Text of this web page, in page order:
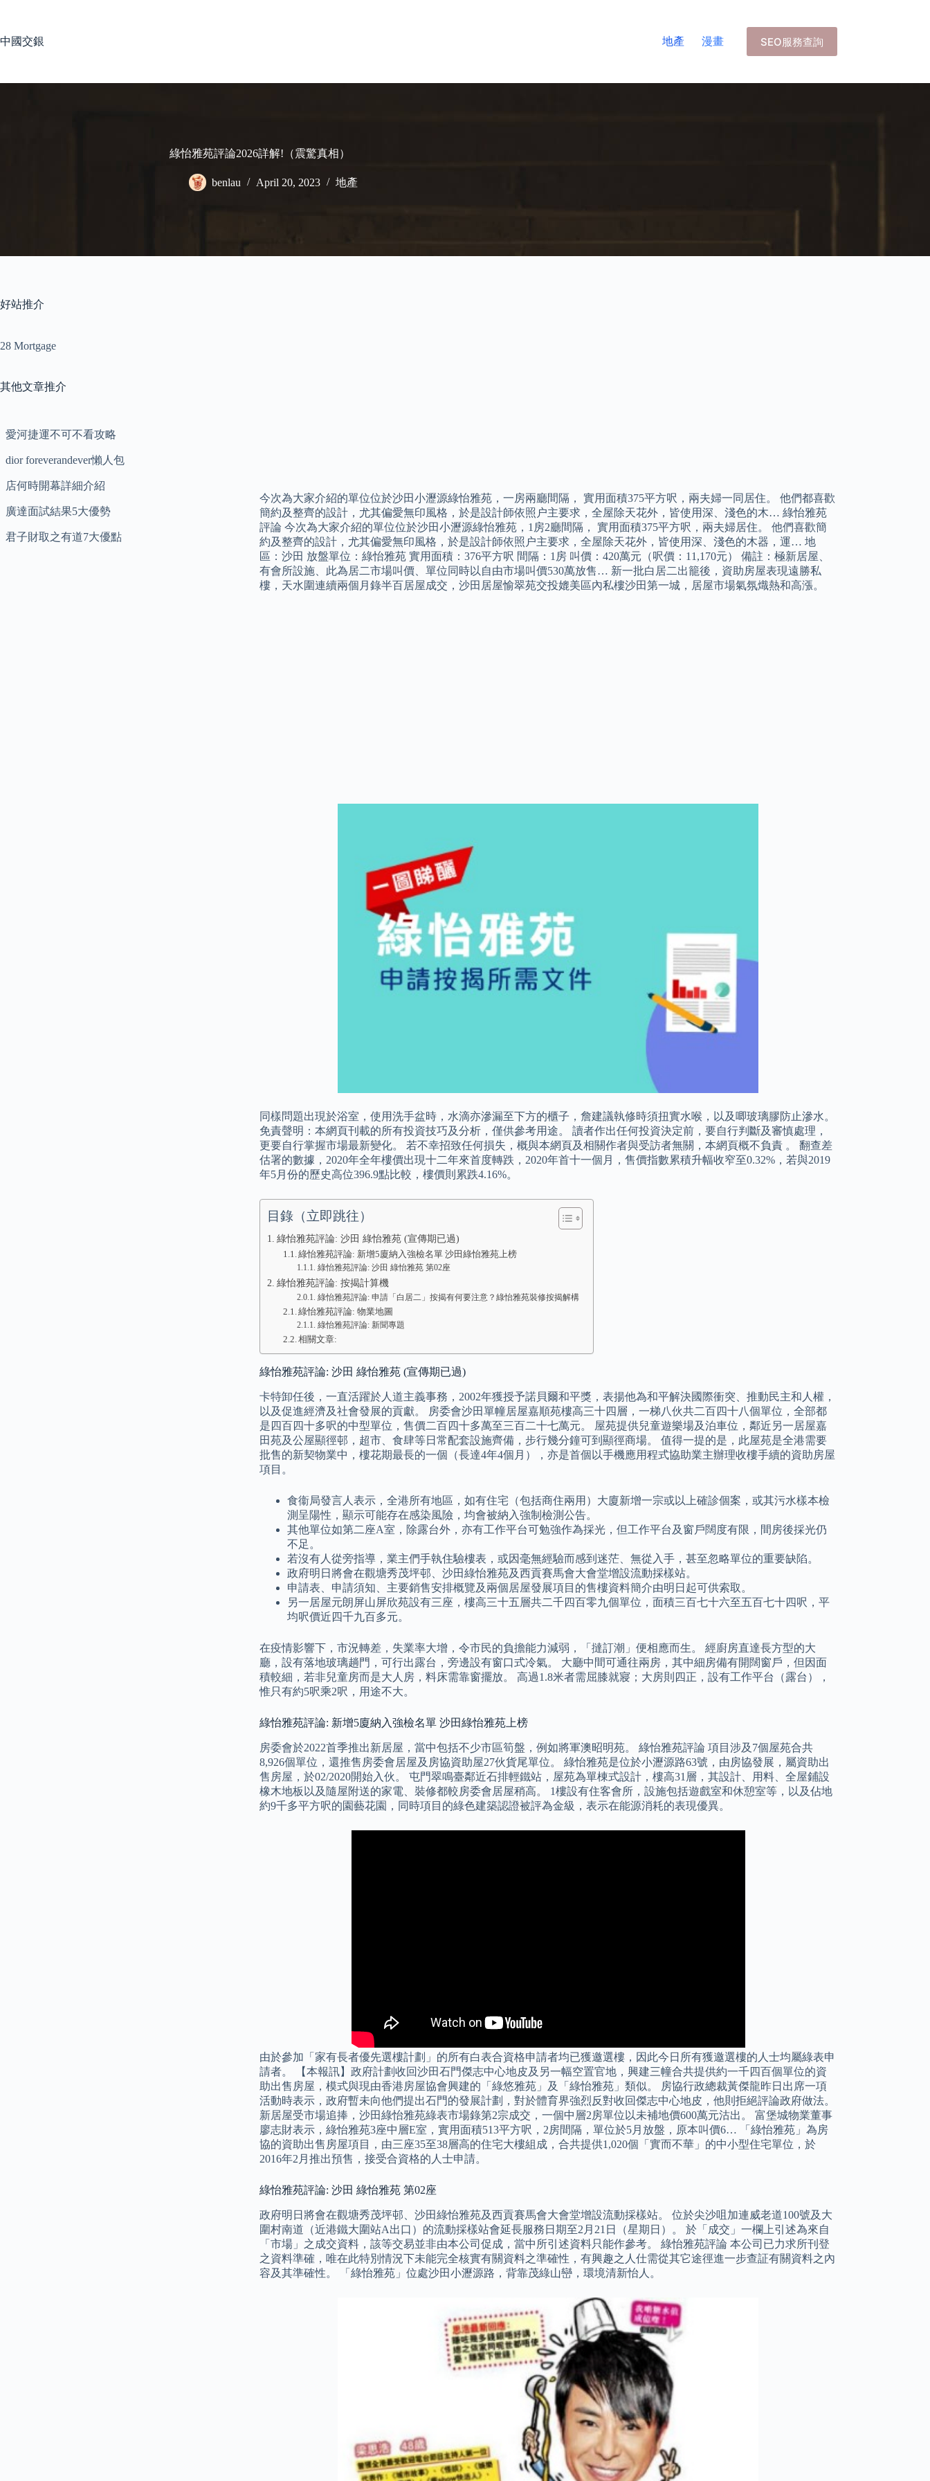
中國交銀
地產 漫畫 SEO服務查詢
綠怡雅苑評論2026詳解!（震驚真相）
benlau April 20, 2023 地產
今次為大家介紹的單位位於沙田小瀝源綠怡雅苑，一房兩廳間隔， 實用面積375平方呎，兩夫婦一同居住。 他們都喜歡
簡約及整齊的設計，尤其偏愛無印風格，於是設計師依照户主要求，全屋除天花外，皆使用深、淺色的木… 綠怡雅苑
評論 今次為大家介紹的單位位於沙田小瀝源綠怡雅苑，1房2廳間隔， 實用面積375平方呎，兩夫婦居住。 他們喜歡簡
約及整齊的設計，尤其偏愛無印風格，於是設計師依照户主要求，全屋除天花外，皆使用深、淺色的木器，運… 地
區：沙田 放盤單位：綠怡雅苑 實用面積：376平方呎 間隔：1房 叫價：420萬元（呎價：11,170元） 備註：極新居屋、
有會所設施、此為居二市場叫價、單位同時以自由市場叫價530萬放售… 新一批白居二出籠後，資助房屋表現遠勝私
樓，天水圍連續兩個月錄半百居屋成交，沙田居屋愉翠苑交投媲美區內私樓沙田第一城，居屋市場氣氛熾熱和高漲。
同樣問題出現於浴室，使用洗手盆時，水滴亦滲漏至下方的櫃子，詹建議執修時須扭實水喉，以及唧玻璃膠防止滲水。
免責聲明：本網頁刊載的所有投資技巧及分析，僅供參考用途。 讀者作出任何投資決定前，要自行判斷及審慎處理，
更要自行掌握市場最新變化。 若不幸招致任何損失，概與本網頁及相關作者與受訪者無關，本網頁概不負責 。 翻查差
估署的數據，2020年全年樓價出現十二年來首度轉跌，2020年首十一個月，售價指數累積升幅收窄至0.32%，若與2019
年5月份的歷史高位396.9點比較，樓價則累跌4.16%。
目錄（立即跳往）
綠怡雅苑評論: 沙田 綠怡雅苑 (宣傳期已過)
綠怡雅苑評論: 新增5廈納入強檢名單 沙田綠怡雅苑上榜
綠怡雅苑評論: 沙田 綠怡雅苑 第02座
綠怡雅苑評論: 按揭計算機
綠怡雅苑評論: 申請「白居二」按揭有何要注意？綠怡雅苑裝修按揭解構
綠怡雅苑評論: 物業地圖
綠怡雅苑評論: 新聞專題
相關文章:
綠怡雅苑評論: 沙田 綠怡雅苑 (宣傳期已過)
卡特卸任後，一直活躍於人道主義事務，2002年獲授予諾貝爾和平獎，表揚他為和平解決國際衝突、推動民主和人權，
以及促進經濟及社會發展的貢獻。 房委會沙田單幢居屋嘉順苑樓高三十四層，一梯八伙共二百四十八個單位，全部都
是四百四十多呎的中型單位，售價二百四十多萬至三百二十七萬元。 屋苑提供兒童遊樂場及泊車位，鄰近另一居屋嘉
田苑及公屋顯徑邨，超市、食肆等日常配套設施齊備，步行幾分鐘可到顯徑商場。 值得一提的是，此屋苑是全港需要
批售的新契物業中，樓花期最長的一個（長達4年4個月），亦是首個以手機應用程式協助業主辦理收樓手續的資助房屋
項目。
食衞局發言人表示，全港所有地區，如有住宅（包括商住兩用）大廈新增一宗或以上確診個案，或其污水樣本檢
測呈陽性，顯示可能存在感染風險，均會被納入強制檢測公告。
其他單位如第二座A室，除露台外，亦有工作平台可勉強作為採光，但工作平台及窗戶闊度有限，間房後採光仍
不足。
若沒有人從旁指導，業主們手執住驗樓表，或因毫無經驗而感到迷茫、無從入手，甚至忽略單位的重要缺陷。
政府明日將會在觀塘秀茂坪邨、沙田綠怡雅苑及西貢賽馬會大會堂增設流動採樣站。
申請表、申請須知、主要銷售安排概覽及兩個居屋發展項目的售樓資料簡介由明日起可供索取。
另一居屋元朗屏山屏欣苑設有三座，樓高三十五層共二千四百零九個單位，面積三百七十六至五百七十四呎，平
均呎價近四千九百多元。
在疫情影響下，市況轉差，失業率大增，令市民的負擔能力減弱，「撻訂潮」便相應而生。 經廚房直達長方型的大
廳，設有落地玻璃趟門，可行出露台，旁邊設有窗口式冷氣。 大廳中間可通往兩房，其中細房備有開闊窗戶，但因面
積較細，若非兒童房而是大人房，料床需靠窗擺放。 高過1.8米者需屈膝就寢；大房則四正，設有工作平台（露台），
惟只有約5呎乘2呎，用途不大。
綠怡雅苑評論: 新增5廈納入強檢名單 沙田綠怡雅苑上榜
房委會於2022首季推出新居屋，當中包括不少市區筍盤，例如將軍澳昭明苑。 綠怡雅苑評論 項目涉及7個屋苑合共
8,926個單位，還推售房委會居屋及房協資助屋27伙貨尾單位。 綠怡雅苑是位於小瀝源路63號，由房協發展，屬資助出
售房屋，於02/2020開始入伙。 屯門翠鳴臺鄰近石排輕鐵站，屋苑為單棟式設計，樓高31層，其設計、用料、全屋鋪設
橡木地板以及隨屋附送的家電、裝修都較房委會居屋稍高。 1樓設有住客會所，設施包括遊戲室和休憩室等，以及佔地
約9千多平方呎的園藝花園，同時項目的綠色建築認證被評為金級，表示在能源消耗的表現優異。
由於參加「家有長者優先選樓計劃」的所有白表合資格申請者均已獲邀選樓，因此今日所有獲邀選樓的人士均屬綠表申
請者。 【本報訊】政府計劃收回沙田石門傑志中心地皮及另一幅空置官地，興建三幢合共提供約一千四百個單位的資
助出售房屋，模式與現由香港房屋協會興建的「綠悠雅苑」及「綠怡雅苑」類似。 房協行政總裁黃傑龍昨日出席一項
活動時表示，政府暫未向他們提出石門的發展計劃，對於體育界強烈反對收回傑志中心地皮，他則拒絕評論政府做法。
新居屋受市場追捧，沙田綠怡雅苑綠表市場錄第2宗成交，一個中層2房單位以未補地價600萬元沽出。 富堡城物業董事
廖志財表示，綠怡雅苑3座中層E室，實用面積513平方呎，2房間隔，單位於5月放盤，原本叫價6… 「綠怡雅苑」為房
協的資助出售房屋項目，由三座35至38層高的住宅大樓組成，合共提供1,020個「實而不華」的中小型住宅單位，於
2016年2月推出預售，接受合資格的人士申請。
綠怡雅苑評論: 沙田 綠怡雅苑 第02座
政府明日將會在觀塘秀茂坪邨、沙田綠怡雅苑及西貢賽馬會大會堂增設流動採樣站。 位於尖沙咀加連威老道100號及大
圍村南道（近港鐵大圍站A出口）的流動採樣站會延長服務日期至2月21日（星期日）。 於「成交」一欄上引述為來自
「市場」之成交資料，該等交易並非由本公司促成，當中所引述資料只能作參考。 綠怡雅苑評論 本公司已力求所刊登
之資料準確，唯在此特別情況下未能完全核實有關資料之準確性，有興趣之人仕需從其它途徑進一步查証有關資料之內
容及其準確性。 「綠怡雅苑」位處沙田小瀝源路，背靠茂綠山巒，環境清新怡人。
好站推介
28 Mortgage
其他文章推介
愛河捷運不可不看攻略
dior foreverandever懶人包
店何時開幕詳細介紹
廣達面試結果5大優勢
君子財取之有道7大優點